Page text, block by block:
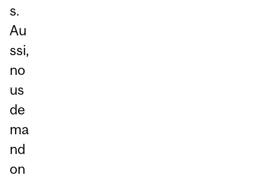
s.
Au
ssi,
no
us
de
ma
nd
on